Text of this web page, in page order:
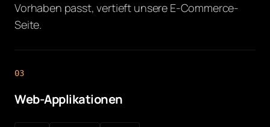
Vorhaben passt, vertieft unsere E-Commerce-
Seite.
03
Web-Applikationen